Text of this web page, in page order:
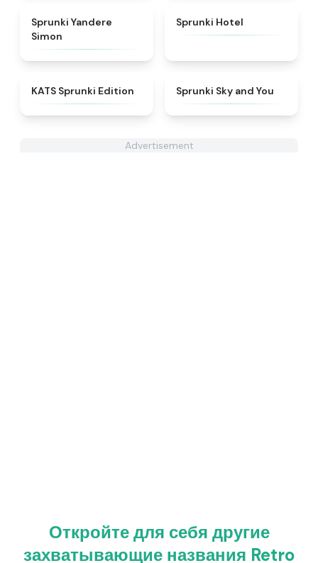
Sprunki Yandere
Simon
Sprunki Hotel
★
KATS Sprunki Edition Sprunki Sky and You
Advertisement
Откройте для себя другие
захватывающие названия Retro